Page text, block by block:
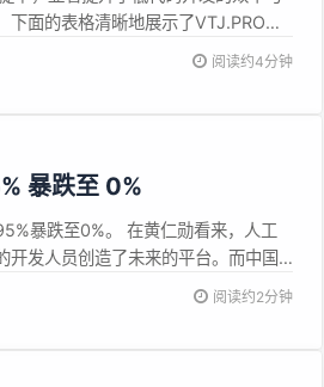
下面的表格清晰地展示了VTJ.PRO如
开发者带来的核心价值 🛠️智能代码生
阅读约4分钟
暴跌至 0%
暴跌至0%。 在黄仁勋看来，人工
发人员创造了未来的平台。而中国
国在被限制进口先进AI芯片，也依然
阅读约2分钟